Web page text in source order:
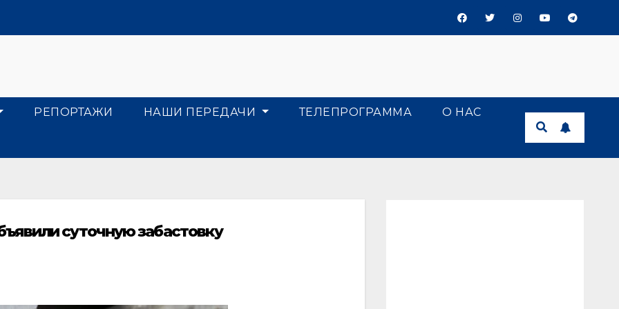
РЕПОРТАЖИ НАШИ ПЕРЕДАЧИ ТЕЛЕПРОГРАММА О НАС
суточную забастовку